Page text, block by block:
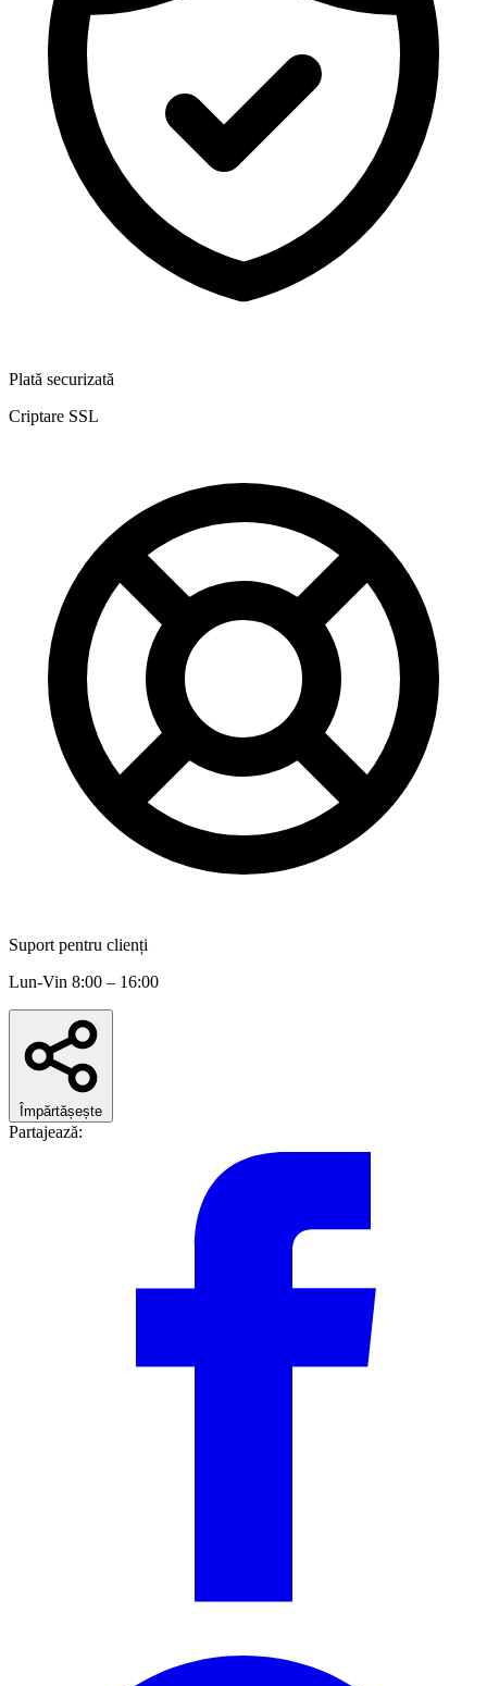
Plată securizată
Criptare SSL
Suport pentru clienți
Lun-Vin 8:00 – 16:00
Împărtășește
Partajează: